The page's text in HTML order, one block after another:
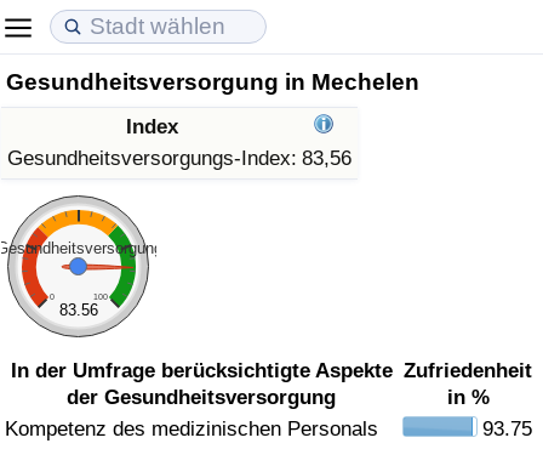
Gesundheitsversorgung in Mechelen
Index
Gesundheitsversorgungs-Index: 83,56
0 100
83.56
In der Umfrage berücksichtigte Aspekte
der Gesundheitsversorgung
Zufriedenheit
in %
Kompetenz des medizinischen Personals
93.75
Lebenshaltungskosten
Lebenshaltungskosten-Index (aktuell)
Lebenshaltungskosten-Index
Lebenshaltungskosten-Index nach Land
in Akaba
Immobilienpreise
Immobilienpreis-Index (aktuell)
Immobilienpreis-Index
Immobilienpreis-Index nach Land
Lebensqualität
Lebensqualität-Index
Lebensqualität-Index (aktuell)
Lebensqualitätsindex nach Land
Kriminalität
Kriminalitäts-Index (aktuell)